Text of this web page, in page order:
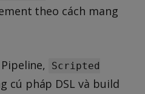
theo cách mang
Scripted
cú pháp DSL và build